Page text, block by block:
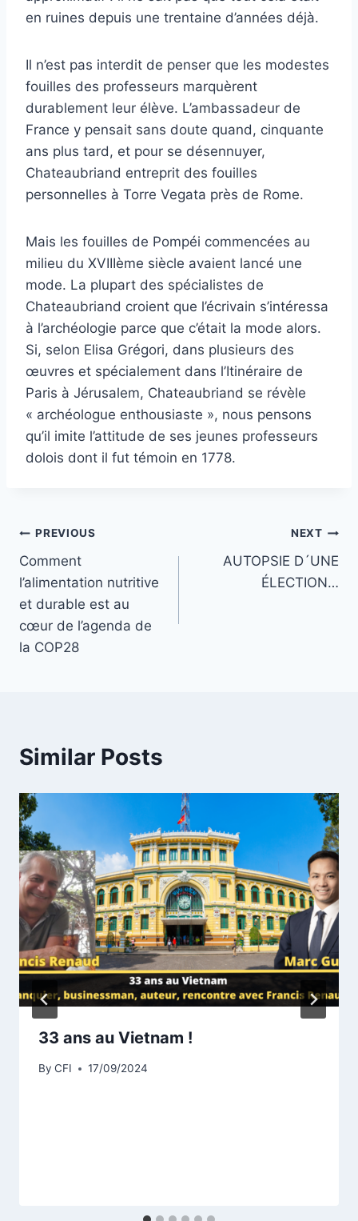
en ruines depuis une trentaine d’années déjà.
Il n’est pas interdit de penser que les modestes
fouilles des professeurs marquèrent
durablement leur élève. L’ambassadeur de
France y pensait sans doute quand, cinquante
ans plus tard, et pour se désennuyer,
Chateaubriand entreprit des fouilles
personnelles à Torre Vegata près de Rome.
Mais les fouilles de Pompéi commencées au
milieu du XVIIIème siècle avaient lancé une
mode. La plupart des spécialistes de
Chateaubriand croient que l’écrivain s’intéressa
à l’archéologie parce que c’était la mode alors.
Si, selon Elisa Grégori, dans plusieurs des
œuvres et spécialement dans l’Itinéraire de
Paris à Jérusalem, Chateaubriand se révèle
« archéologue enthousiaste », nous pensons
qu’il imite l’attitude de ses jeunes professeurs
dolois dont il fut témoin en 1778.
Post
navigation
PREVIOUS
Comment
l’alimentation nutritive
et durable est au
cœur de l’agenda de
la COP28
NEXT
AUTOPSIE D´UNE
ÉLECTION…
Similar Posts
33 ans au Vietnam !
By CFI 17/09/2024